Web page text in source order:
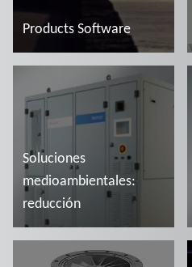
Products Software
Soluciones
medioambientales:
reducción
Más información